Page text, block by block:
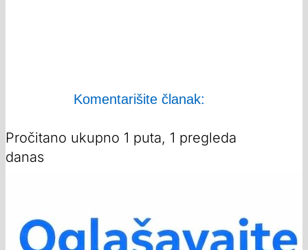
Komentarišite članak:
Pročitano ukupno 1 puta, 1 pregleda
danas